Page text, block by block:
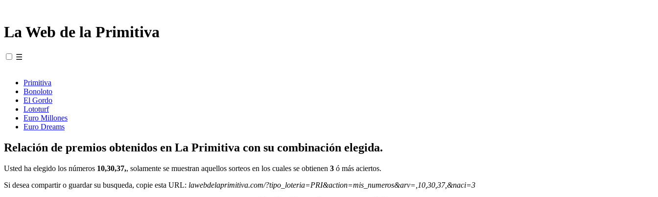
La Web de la Primitiva
☰
Primitiva
Bonoloto
El Gordo
Lototurf
Euro Millones
Euro Dreams
Relación de premios obtenidos en La Primitiva con su combinación elegida.
Usted ha elegido los números 10,30,37,, solamente se muestran aquellos sorteos en los cuales se obtienen 3 ó más aciertos.
Si desea compartir o guardar su busqueda, copie esta URL: lawebdelaprimitiva.com/?tipo_loteria=PRI&action=mis_numeros&arv=,10,30,37,&naci=3